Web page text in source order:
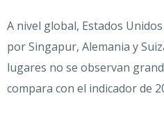
A nivel global, Estados
por Singapur, Alemania y
lugares no se observan
compara con el indicador de